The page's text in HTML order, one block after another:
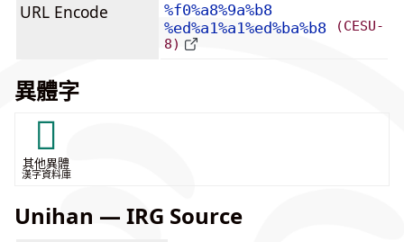
URL Encode
%f0%a8%9a%b8
%ed%a1%a1%ed%ba%b8
(CESU-
8)
異體字
𨛧
其他異體
漢字資料庫
Unihan — IRG Source